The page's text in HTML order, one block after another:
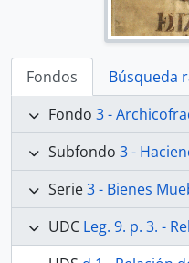
Fondos
Búsqueda
Fondo 3 - Archicofradía
Subfondo 3 -
Serie3 - Bienes
UDC Leg. 9. p. 3. - Relación que realiza Don José Sanz de las Donaciones de joyas por parte